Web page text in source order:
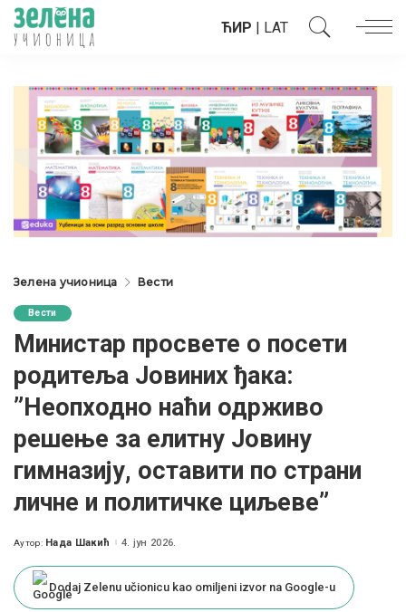
ЋИР | LAT
Зелена учионица Вести
Вести
Министар просвете о посети
родитеља Јовиних ђака:
”Неопходно наћи одрживо
решење за елитну Јовину
гимназију, оставити по страни
личне и политичке циљеве”
Posted
Аутор: Нада Шакић 4. јун 2026.
Dodaj Zelenu učionicu kao omiljeni izvor na Google-u